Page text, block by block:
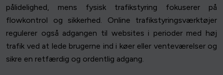
pålidelighed, mens fysisk trafikstyring fokuserer på
flowkontrol og sikkerhed. Online trafikstyringsværktøjer
regulerer også adgangen til websites i perioder med høj
trafik ved at lede brugerne ind i køer eller venteværelser og
sikre en retfærdig og ordentlig adgang.